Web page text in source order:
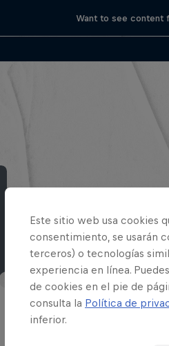
Want to see content
Este sitio web usa cookies
consentimiento, se usarán
terceros) o tecnologías
experiencia en línea.
de cookies en el pie de
consulta la Política de
inferior.